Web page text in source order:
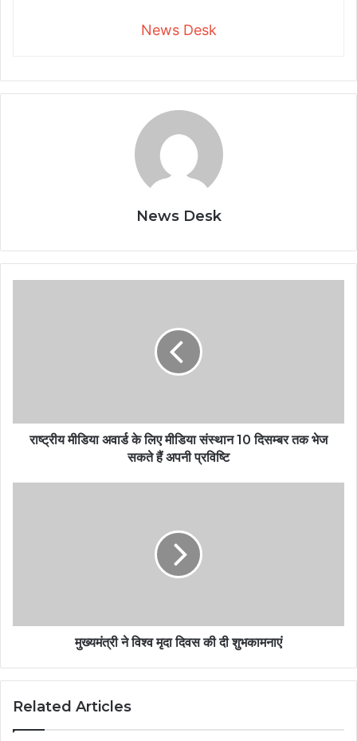
News Desk
News Desk
राष्ट्रीय मीडिया अवार्ड के लिए मीडिया संस्थान 10 दिसम्बर तक भेज
सकते हैं अपनी प्रविष्टि
मुख्यमंत्री ने विश्व मृदा दिवस की दी शुभकामनाएं
Related Articles